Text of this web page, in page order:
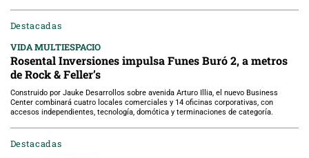
Destacadas
VIDA MULTIESPACIO
Rosental Inversiones impulsa Funes Buró 2, a metros
de Rock & Feller’s
Construido por Jauke Desarrollos sobre avenida Arturo Illia, el nuevo Business
Center combinará cuatro locales comerciales y 14 oficinas corporativas, con
accesos independientes, tecnología, domótica y terminaciones de categoría.
Destacadas